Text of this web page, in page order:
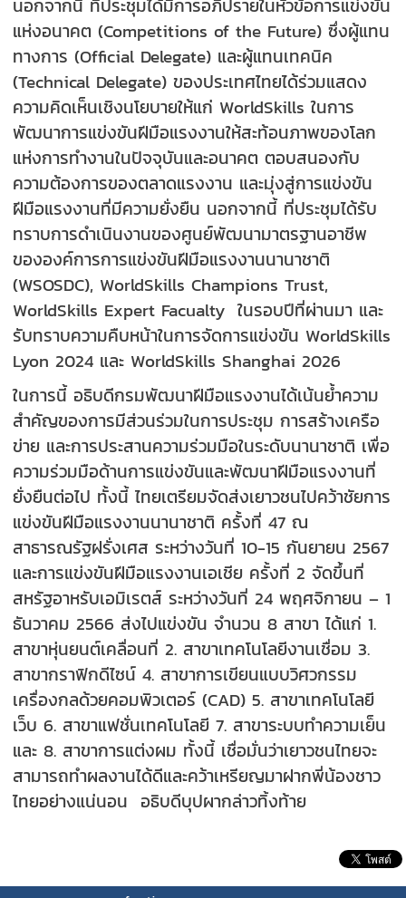
นอกจากนี้ ที่ประชุมได้มีการอภิปรายในหัวข้อการแข่งขัน
แห่งอนาคต (Competitions of the Future) ซึ่งผู้แทน
ทางการ (Official Delegate) และผู้แทนเทคนิค
(Technical Delegate) ของประเทศไทยได้ร่วมแสดง
ความคิดเห็นเชิงนโยบายให้แก่ WorldSkills ในการ
พัฒนาการแข่งขันฝีมือแรงงานให้สะท้อนภาพของโลก
แห่งการทำงานในปัจจุบันและอนาคต ตอบสนองกับ
ความต้องการของตลาดแรงงาน และมุ่งสู่การแข่งขัน
ฝีมือแรงงานที่มีความยั่งยืน นอกจากนี้ ที่ประชุมได้รับ
ทราบการดำเนินงานของศูนย์พัฒนามาตรฐานอาชีพ
ขององค์การการแข่งขันฝีมือแรงงานนานาชาติ
(WSOSDC), WorldSkills Champions Trust,
WorldSkills Expert Facualty ในรอบปีที่ผ่านมา และ
รับทราบความคืบหน้าในการจัดการแข่งขัน WorldSkills
Lyon 2024 และ WorldSkills Shanghai 2026
ในการนี้ อธิบดีกรมพัฒนาฝีมือแรงงานได้เน้นย้ำความ
สำคัญของการมีส่วนร่วมในการประชุม การสร้างเครือ
ข่าย และการประสานความร่วมมือในระดับนานาชาติ เพื่อ
ความร่วมมือด้านการแข่งขันและพัฒนาฝีมือแรงงานที่
ยั่งยืนต่อไป ทั้งนี้ ไทยเตรียมจัดส่งเยาวชนไปคว้าชัยการ
แข่งขันฝีมือแรงงานนานาชาติ ครั้งที่ 47 ณ
สาธารณรัฐฝรั่งเศส ระหว่างวันที่ 10-15 กันยายน 2567
และการแข่งขันฝีมือแรงงานเอเชีย ครั้งที่ 2 จัดขึ้นที่
สหรัฐอาหรับเอมิเรตส์ ระหว่างวันที่ 24 พฤศจิกายน – 1
ธันวาคม 2566 ส่งไปแข่งขัน จำนวน 8 สาขา ได้แก่ 1.
สาขาหุ่นยนต์เคลื่อนที่ 2. สาขาเทคโนโลยีงานเชื่อม 3.
สาขากราฟิกดีไซน์ 4. สาขาการเขียนแบบวิศวกรรม
เครื่องกลด้วยคอมพิวเตอร์ (CAD) 5. สาขาเทคโนโลยี
เว็บ 6. สาขาแฟชั่นเทคโนโลยี 7. สาขาระบบทำความเย็น
และ 8. สาขาการแต่งผม ทั้งนี้ เชื่อมั่นว่าเยาวชนไทยจะ
สามารถทำผลงานได้ดีและคว้าเหรียญมาฝากพี่น้องชาว
ไทยอย่างแน่นอน อธิบดีบุปผากล่าวทิ้งท้าย